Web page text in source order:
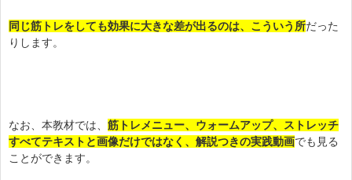
同じ筋トレをしても効果に大きな差が出るのは、こういう所だった
りします。
なお、本教材では、 筋トレメニュー、ウォームアップ、ストレッチ
すべてテキストと画像だけではなく、 解説つきの実践動画でも見る
ことができます。